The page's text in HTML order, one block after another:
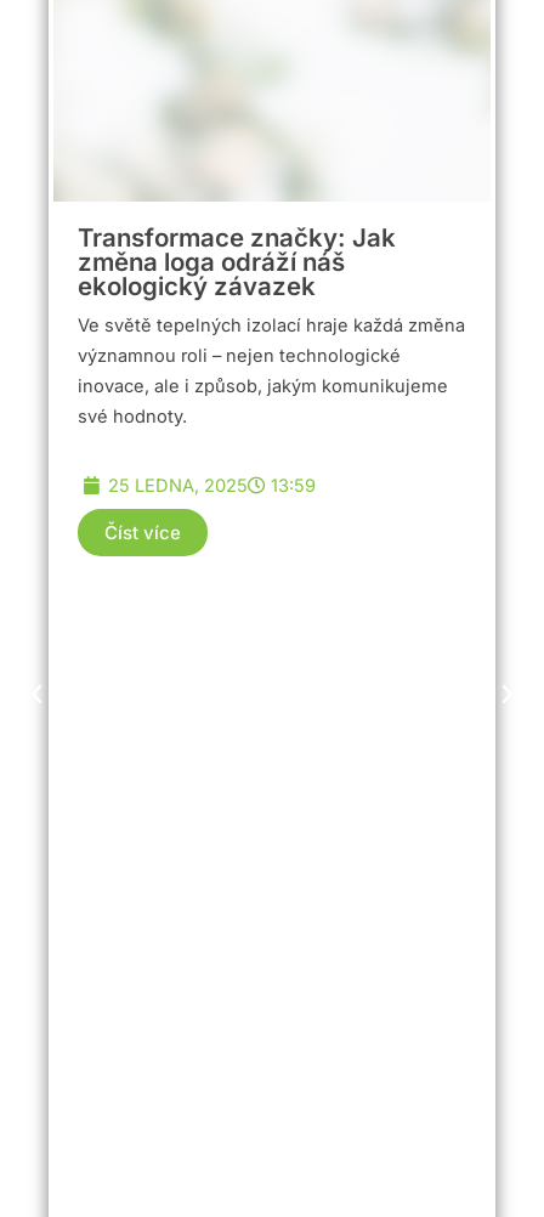
Transformace značky: Jak
změna loga odráží náš
ekologický závazek
Ve světě tepelných izolací hraje každá změna
významnou roli – nejen technologické
inovace, ale i způsob, jakým komunikujeme
své hodnoty.
25 LEDNA, 2025 13:59
Číst více